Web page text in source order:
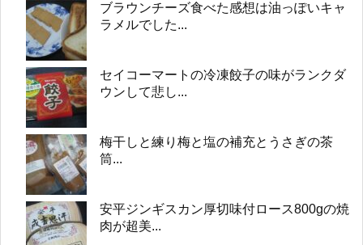
ブラウンチーズ食べた感想は油っぽいキャ
ラメルでした...
セイコーマートの冷凍餃子の味がランクダ
ウンして悲し...
梅干しと練り梅と塩の補充とうさぎの茶
筒...
安平ジンギスカン厚切味付ロース800gの焼
肉が超美...